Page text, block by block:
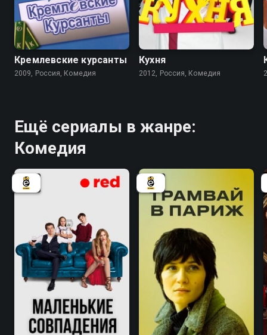
5.9
Кремлевские курсанты
2009, Россия, Комедия
8.2 8.4
Кухня
2012, Россия, Комедия
Ещё сериалы в жанре:
Комедия
7.2 7.3 5.4